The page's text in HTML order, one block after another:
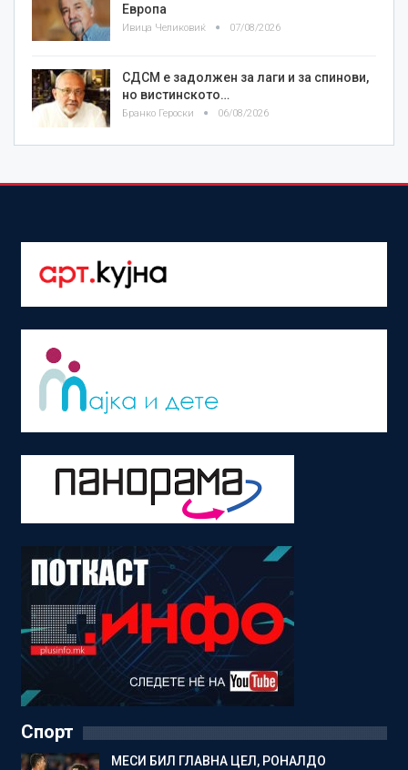
Европа
Ивица Челиковиќ 07/08/2026
СДСМ е задолжен за лаги и за спинови,
но вистинското…
Бранко Героски 06/08/2026
Спорт
МЕСИ БИЛ ГЛАВНА ЦЕЛ, РОНАЛДО